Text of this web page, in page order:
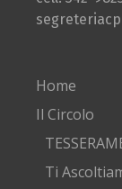
Home
Il Circolo
Ti